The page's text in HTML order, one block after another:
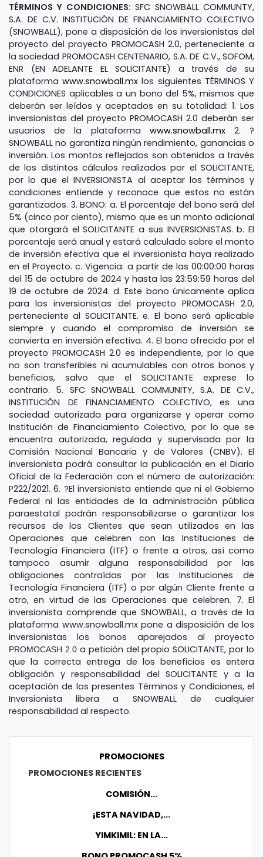
TÉRMINOS Y CONDICIONES: SFC SNOWBALL COMMUNTY,
S.A. DE C.V. INSTITUCIÓN DE FINANCIAMIENTO COLECTIVO
(SNOWBALL), pone a disposición de los inversionistas del
proyecto del proyecto PROMOCASH 2.0, perteneciente a
la sociedad PROMOCASH CENTENARIO, S.A. DE C.V., SOFOM,
ENR (EN ADELANTE EL SOLICITANTE) a través de su
plataformawww.snowball.mx los siguientes TÉRMINOS Y
CONDICIONES aplicables a un bono del 5%, mismos que
deberán ser leídos y aceptados en su totalidad: 1. Los
inversionistas del proyecto PROMOCASH 2.0 deberán ser
usuarios de la plataforma www.snowball.mx 2.
?
SNOWBALL no garantiza ningún rendimiento, ganancias o
inversión. Los montos reflejados son obtenidos a través
de los distintos cálculos realizados por el SOLICITANTE,
por lo que el INVERSIONISTA al aceptar los términos y
condiciones entiende y reconoce que estos no están
garantizados. 3. BONO:a. El porcentaje del bono será del
5% (cinco por ciento), mismo que es un monto adicional
que otorgará el SOLICITANTE a sus INVERSIONISTAS.b. El
porcentaje será anual y estará calculado sobre el monto
de inversión efectiva que el inversionista haya realizado
en el Proyecto.c.Vigencia: a partir de las 00:00:00 horas
del 15 de octubre de 2024 y hasta las 23:59:59 horas del
19 de octubre de 2024.d. Este bono únicamente aplica
para los inversionistas del proyecto PROMOCASH 2.0,
perteneciente al SOLICITANTE.e. El bono será aplicable
siempre y cuando el compromiso de inversión se
convierta en inversión efectiva. 4. El bono ofrecido por el
proyecto PROMOCASH 2.0 es independiente, por lo que
no son transferibles ni acumulables con otros bonos y
beneficios, salvo que el SOLICITANTE exprese lo
contrario. 5. SFC SNOWBALL COMMUNITY, S.A. DE C.V.,
INSTITUCIÓN DE FINANCIAMIENTO COLECTIVO, es una
sociedad autorizada para organizarse y operar como
Institución de Financiamiento Colectivo, por lo que se
encuentra autorizada, regulada y supervisada por la
Comisión Nacional Bancaria y de Valores (CNBV). El
inversionista podrá consultar la publicación en el Diario
Oficial de la Federación con el número de autorización:
P222/2021.6. ?El inversionista entiende que ni el Gobierno
Federal ni las entidades de la administración pública
paraestatal podrán responsabilizarse o garantizar los
recursos de los Clientes que sean utilizados en las
Operaciones que celebren con las Instituciones de
Tecnología Financiera (ITF) o frente a otros, así como
tampoco asumir alguna responsabilidad por las
obligaciones contraídas por las Instituciones de
Tecnología Financiera (ITF) o por algún Cliente frente a
otro, en virtud de las Operaciones que celebren. 7.El
inversionista comprende que SNOWBALL, a través de la
plataforma www.snowball.mx pone a disposición de los
inversionistas los bonos aparejados al proyecto
PROMOCASH 2.0a petición del propio SOLICITANTE, por lo
que la correcta entrega de los beneficios es entera
obligación y responsabilidad del SOLICITANTE y a la
aceptación de los presentes Términos y Condiciones, el
Inversionista libera a SNOWBALL de cualquier
responsabilidad al respecto.
PROMOCIONES
PROMOCIONES RECIENTES
COMISIÓN...
¡ESTA NAVIDAD,...
YIMKIMIL: EN LA...